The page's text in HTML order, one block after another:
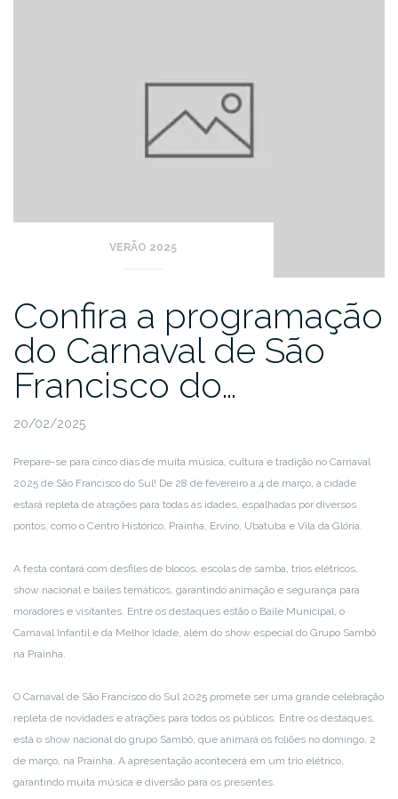
VERÃO 2025
Confira a programação
do Carnaval de São
Francisco do…
20/02/2025
Prepare-se para cinco dias de muita música, cultura e tradição no Carnaval
2025 de São Francisco do Sul! De 28 de fevereiro a 4 de março, a cidade
estará repleta de atrações para todas as idades, espalhadas por diversos
pontos, como o Centro Histórico, Prainha, Ervino, Ubatuba e Vila da Glória.
A festa contará com desfiles de blocos, escolas de samba, trios elétricos,
show nacional e bailes temáticos, garantindo animação e segurança para
moradores e visitantes. Entre os destaques estão o Baile Municipal, o
Carnaval Infantil e da Melhor Idade, além do show especial do Grupo Sambô
na Prainha.
O Carnaval de São Francisco do Sul 2025 promete ser uma grande celebração
repleta de novidades e atrações para todos os públicos. Entre os destaques,
está o show nacional do grupo Sambô, que animará os foliões no domingo, 2
de março, na Prainha. A apresentação acontecerá em um trio elétrico,
garantindo muita música e diversão para os presentes.